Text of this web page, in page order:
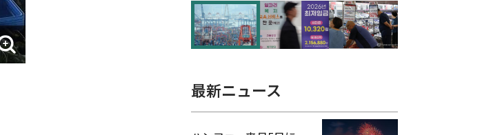
最大」…輸出が初の1000億ドル突破
最新ニュース